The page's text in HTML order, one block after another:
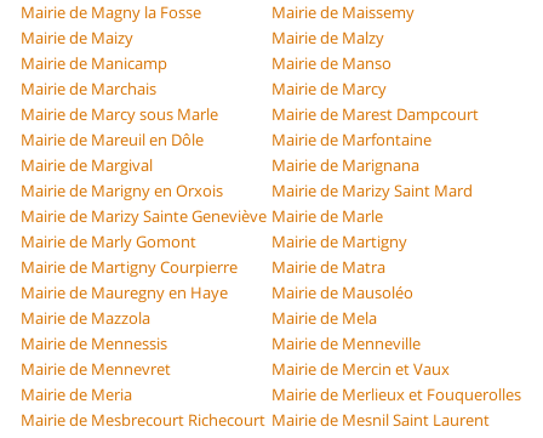
Mairie de Magny la Fosse
Mairie de Maissemy
Mairie de Maizy
Mairie de Malzy
Mairie de Manicamp
Mairie de Manso
Mairie de Marchais
Mairie de Marcy
Mairie de Marcy sous Marle
Mairie de Marest Dampcourt
Mairie de Mareuil en Dôle
Mairie de Marfontaine
Mairie de Margival
Mairie de Marignana
Mairie de Marigny en Orxois
Mairie de Marizy Saint Mard
Mairie de Marizy Sainte Geneviève Mairie de Marle
Mairie de Marly Gomont
Mairie de Martigny
Mairie de Martigny Courpierre
Mairie de Matra
Mairie de Mauregny en Haye
Mairie de Mausoléo
Mairie de Mazzola
Mairie de Mela
Mairie de Mennessis
Mairie de Menneville
Mairie de Mennevret
Mairie de Mercin et Vaux
Mairie de Meria
Mairie de Merlieux et Fouquerolles
Mairie de Mesbrecourt Richecourt Mairie de Mesnil Saint Laurent